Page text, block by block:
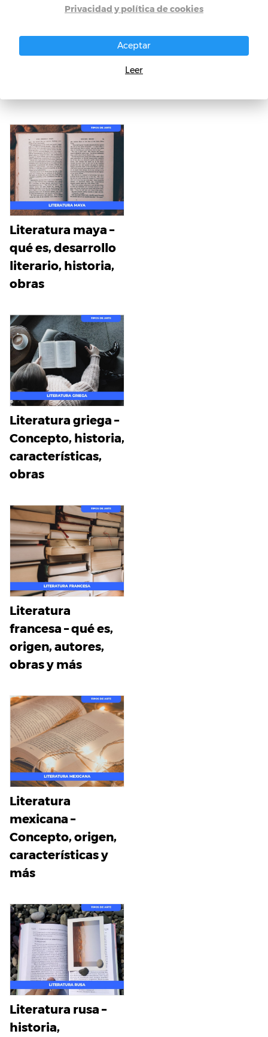
Literatura egipcia –
qué es, historia,
Literatura maya –
qué es, desarrollo
literario, historia,
obras
Literatura griega –
Concepto, historia,
características,
obras
Literatura
francesa – qué es,
origen, autores,
obras y más
Literatura
mexicana –
Concepto, origen,
características y
más
Literatura rusa –
historia,
Privacidad y política de cookies
Aceptar
Leer